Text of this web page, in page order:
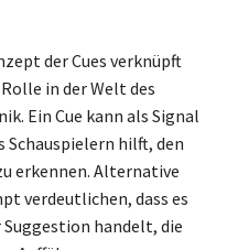
der Cues verknüpft
in der Welt des
Ein Cue kann als Signal
Schauspielern hilft, den
erkennen. Alternative
verdeutlichen, dass es
handelt, die